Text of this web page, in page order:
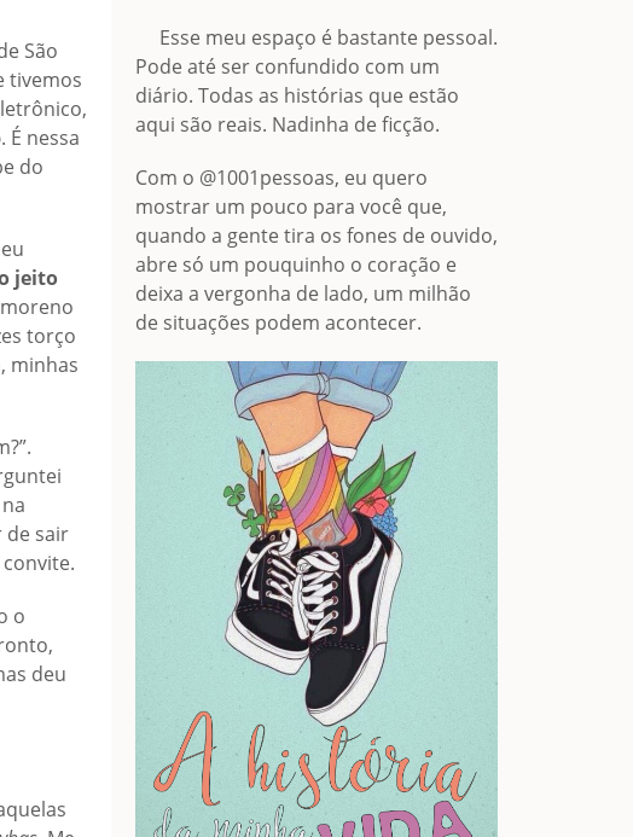
São
tivemos
. É nessa
do
jeito
torço
minhas
de sair
o
deu
Esse meu espaço é bastante pessoal.
Pode até ser confundido com um
diário. Todas as histórias que estão
aqui são reais. Nadinha de ficção.
Com o @1001pessoas, eu quero
mostrar um pouco para você que,
quando a gente tira os fones de ouvido,
abre só um pouquinho o coração e
deixa a vergonha de lado, um milhão
de situações podem acontecer.